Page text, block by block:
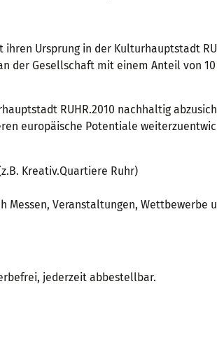
Ursprung in der Kulturhauptstadt
der Gesellschaft mit einem Anteil von
RUHR.2010 nachhaltig
europäische Potentiale
Kreativ.Quartiere Ruhr)
Veranstaltungen, Wettbewerbe
jederzeit abbestellbar.